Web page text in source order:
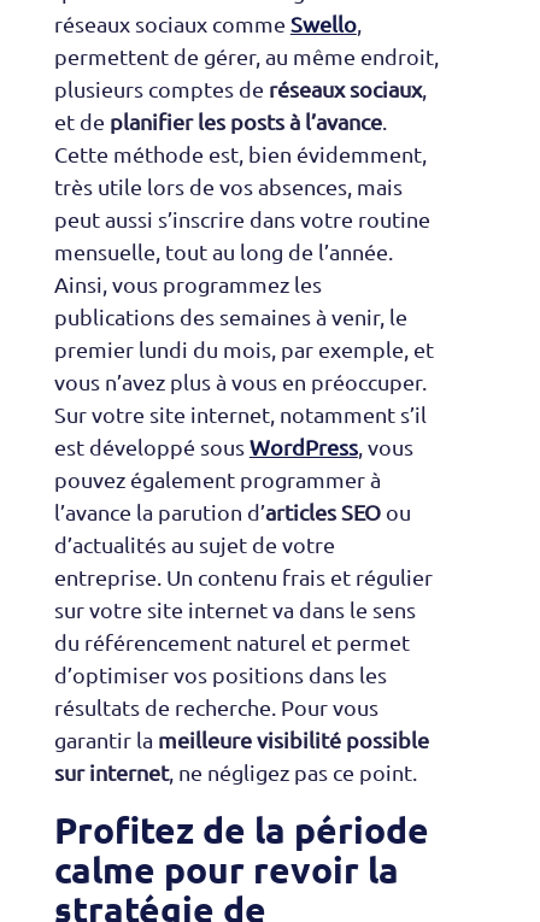
réseaux sociaux comme Swello,
permettent de gérer, au même endroit,
plusieurs comptes de réseaux sociaux,
et de planifier les posts à l’avance.
Cette méthode est, bien évidemment,
très utile lors de vos absences, mais
peut aussi s’inscrire dans votre routine
mensuelle, tout au long de l’année.
Ainsi, vous programmez les
publications des semaines à venir, le
premier lundi du mois, par exemple, et
vous n’avez plus à vous en préoccuper.
Sur votre site internet, notamment s’il
est développé sous WordPress, vous
pouvez également programmer à
l’avance la parution d’articles SEO ou
d’actualités au sujet de votre
entreprise. Un contenu frais et régulier
sur votre site internet va dans le sens
du référencement naturel et permet
d’optimiser vos positions dans les
résultats de recherche. Pour vous
garantir la meilleure visibilité possible
sur internet, ne négligez pas ce point.
Profitez de la période
calme pour revoir la
stratégie de